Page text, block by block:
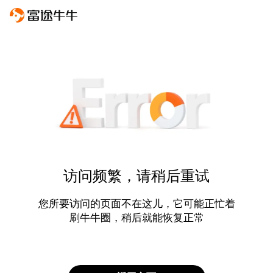
访问频繁，请稍后重试
您所要访问的页面不在这儿，它可能正忙着
刷牛牛圈，稍后就能恢复正常